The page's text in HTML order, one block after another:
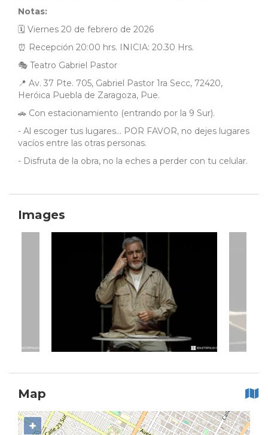
Notas:
🗓 Viernes 20 de febrero de 2026
⏰ Recepción 20:00 hrs. INICIA: 20.30 Hrs.
🎭 Teatro Gabriel Pastor
📍 Av. 37 Pte. 705, Gabriel Pastor 1ra Secc, 72420,
Heróica Puebla de Zaragoza, Pue.
🚗 Con estacionamiento (entrando por la 9 Sur).
- Al escoger tus lugares... POR FAVOR, no dejes lugares
vacíos entre las otras personas.
- Disfruta de la obra, no la eches a perder con tu celular.
Images
Map
+